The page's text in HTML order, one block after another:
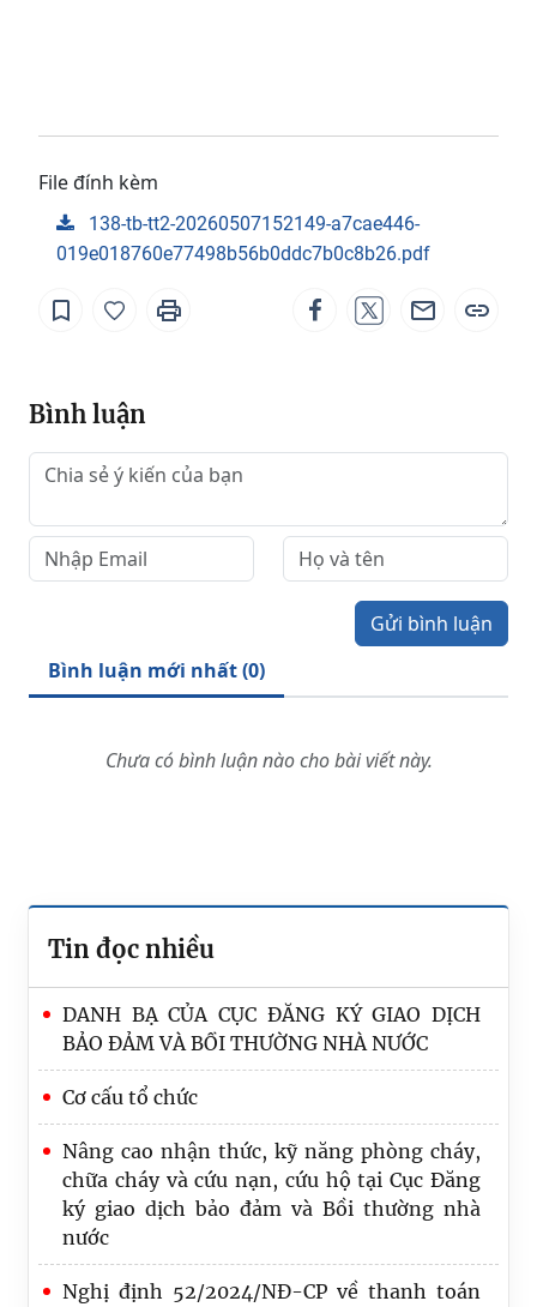
File đính kèm
138-tb-tt2-20260507152149-a7cae446-
019e018760e77498b56b0ddc7b0c8b26.pdf
Bình luận
Gửi bình luận
Bình luận mới nhất (0)
Chưa có bình luận nào cho bài viết này.
Tin đọc nhiều
DANH BẠ CỦA CỤC ĐĂNG KÝ GIAO DỊCH
BẢO ĐẢM VÀ BỒI THƯỜNG NHÀ NƯỚC
Cơ cấu tổ chức
Nâng cao nhận thức, kỹ năng phòng cháy,
chữa cháy và cứu nạn, cứu hộ tại Cục Đăng
ký giao dịch bảo đảm và Bồi thường nhà
nước
Nghị định 52/2024/NĐ-CP về thanh toán
Chỉnh lý, hoàn thiện quy định liên quan đến
đăng ký biện pháp bảo đảm bằng quyền sử